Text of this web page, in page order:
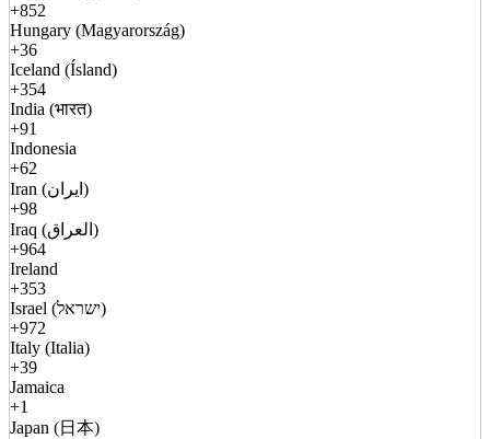
+852
Hungary (Magyarország)
+36
Iceland (Ísland)
+354
India (भारत)
+91
Indonesia
+62
Iran (ایران)
+98
Iraq (العراق)
+964
Ireland
+353
Israel (ישראל)
+972
Italy (Italia)
+39
Jamaica
+1
Japan (日本)